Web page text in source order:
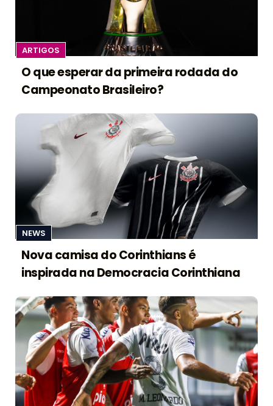
ARTIGOS
O que esperar da primeira rodada do
Campeonato Brasileiro?
NEWS
Nova camisa do Corinthians é
inspirada na Democracia Corinthiana